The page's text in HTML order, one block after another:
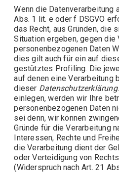
Wenn die Datenverarbeitung
Abs. 1 lit. e oder f DSGVO
das Recht, aus Gründen, die
Situation ergeben, gegen die
personenbezogenen Daten
dies gilt auch für ein auf
gestütztes Profiling. Die
auf denen eine Verarbeitung
dieser Datenschutzerklärung
einlegen, werden wir Ihre
personenbezogenen Daten
sei denn, wir können
Gründe für die Verarbeitung
Interessen, Rechte und
die Verarbeitung dient der
oder Verteidigung von
(Widerspruch nach Art. 21